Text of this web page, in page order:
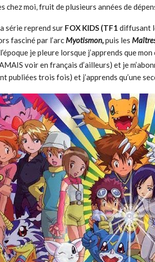
chez moi, fruit de plusieurs années de
série reprend sur FOX KIDS (TF1 diffusant
fasciné par l’arcMyotismon,puis les
je pleure lorsque j’apprends que
voir en français d’ailleurs) et je
publiées trois fois) et j’apprends qu’une